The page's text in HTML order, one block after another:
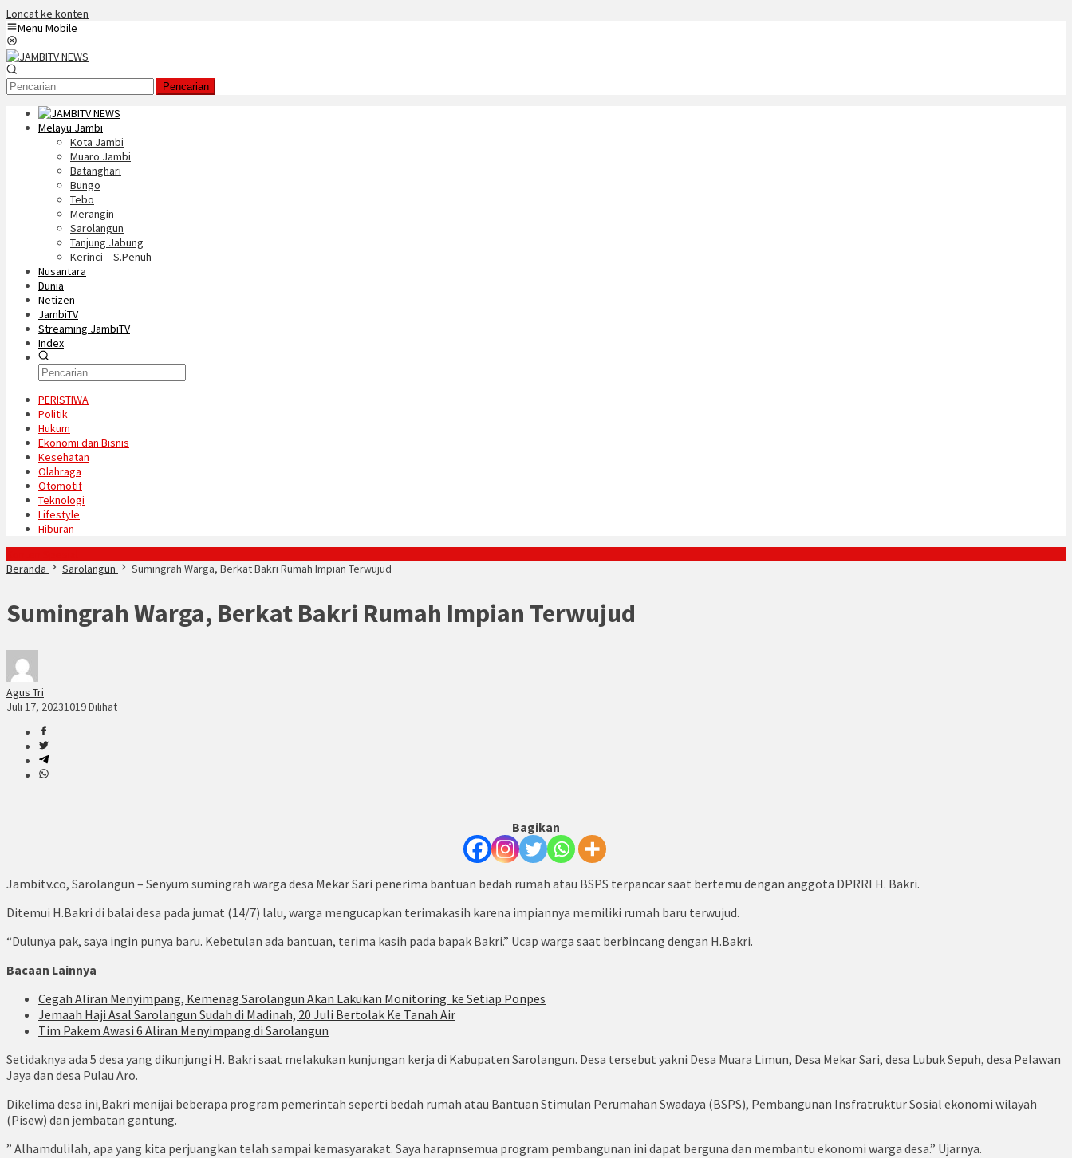
Loncat ke konten
Menu Mobile
Pencarian
Melayu Jambi
Kota Jambi
Muaro Jambi
Batanghari
Bungo
Tebo
Merangin
Sarolangun
Tanjung Jabung
Kerinci – S.Penuh
Nusantara
Dunia
Netizen
JambiTV
Streaming JambiTV
Index
PERISTIWA
Politik
Hukum
Ekonomi dan Bisnis
Kesehatan
Olahraga
Otomotif
Teknologi
Lifestyle
Hiburan
Beranda
Sarolangun Sumingrah Warga, Berkat Bakri Rumah Impian Terwujud
Sumingrah Warga, Berkat Bakri Rumah Impian Terwujud
Agus Tri
Juli 17, 20231019 Dilihat
Bagikan
Jambitv.co, Sarolangun – Senyum sumingrah warga desa Mekar Sari penerima bantuan bedah rumah atau BSPS terpancar saat bertemu dengan anggota DPRRI H. Bakri.
Ditemui H.Bakri di balai desa pada jumat (14/7) lalu, warga mengucapkan terimakasih karena impiannya memiliki rumah baru terwujud.
“Dulunya pak, saya ingin punya baru. Kebetulan ada bantuan, terima kasih pada bapak Bakri.” Ucap warga saat berbincang dengan H.Bakri.
Bacaan Lainnya
Cegah Aliran Menyimpang, Kemenag Sarolangun Akan Lakukan Monitoring ke Setiap Ponpes
Jemaah Haji Asal Sarolangun Sudah di Madinah, 20 Juli Bertolak Ke Tanah Air
Tim Pakem Awasi 6 Aliran Menyimpang di Sarolangun
Setidaknya ada 5 desa yang dikunjungi H. Bakri saat melakukan kunjungan kerja di Kabupaten Sarolangun. Desa tersebut yakni Desa Muara Limun, Desa Mekar Sari, desa Lubuk Sepuh, desa Pelawan
Jaya dan desa Pulau Aro.
Dikelima desa ini,Bakri menijai beberapa program pemerintah seperti bedah rumah atau Bantuan Stimulan Perumahan Swadaya (BSPS), Pembangunan Insfratruktur Sosial ekonomi wilayah
(Pisew) dan jembatan gantung.
” Alhamdulilah, apa yang kita perjuangkan telah sampai kemasyarakat. Saya harapnsemua program pembangunan ini dapat berguna dan membantu ekonomi warga desa.” Ujarnya.